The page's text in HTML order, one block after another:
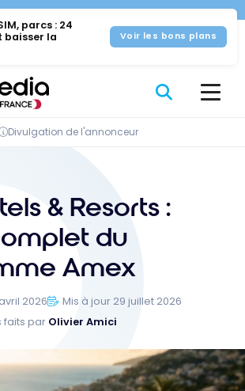
des cookies
parcs : 24
baisser la
Voir les bons plans
Divulgation de l'annonceur
& Resorts :
du
Amex
2026
Mis à jour 29 juillet 2026
faits par Olivier Amici